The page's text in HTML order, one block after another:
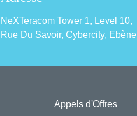
NeXTeracom Tower 1, Level 10,
Rue Du Savoir, Cybercity, Ebène
Appels d'Offres